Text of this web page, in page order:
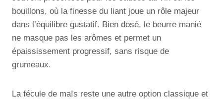
bouillons, où la finesse du liant joue un rôle majeur
dans l’équilibre gustatif. Bien dosé, le beurre manié
ne masque pas les arômes et permet un
épaississement progressif, sans risque de
grumeaux.
La fécule de maïs reste une autre option classique et